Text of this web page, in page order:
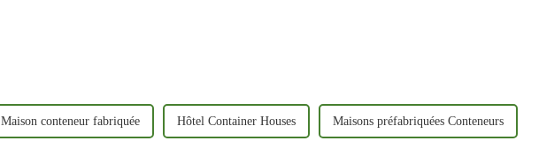
Maison conteneur fabriquée Hôtel Container Houses Maisons préfabriquées Conteneurs